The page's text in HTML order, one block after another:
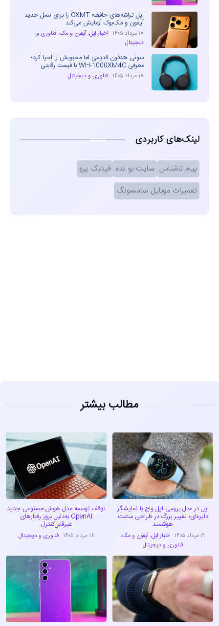
اپل تراشه‌های حافظه CXMT را برای نسل جدید
آیفون و مک‌بوک آزمایش می‌کند
۱۸ مرداد ۱۴۰۵ اخبار اپل، آیفون و مک، فناوری و
دیجیتال
سونی هدفون قدیمی اما محبوبش را احیا کرد؛
معرفی WH-1000XM4C با قیمت رقابتی
۱۸ مرداد ۱۴۰۵ فناوری و دیجیتال
لینک‌های کاربردی
پیام ناشناس سایت بو نده فیدبک پرو
تعمیرات موبایل سامسونگ
مطالب بیشتر
اپل در حال بررسی اپل واچ با نمایشگر
دایره‌ای؛ تغییر بزرگ در طراحی ساعت
هوشمند
۱۹ مرداد ۱۴۰۵ اخبار اپل، آیفون و مک،
فناوری و دیجیتال
توقف توسعه مدل هوش مصنوعی جدید
OpenAI به‌دلیل بروز رفتارهای
غیرقابل‌کنترل
۱۸ مرداد ۱۴۰۵ فناوری و دیجیتال